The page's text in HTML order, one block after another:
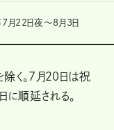
月22日夜～8月3日
く。7月20日は祝
に順延される。